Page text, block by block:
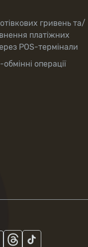
гривень та/
платіжних
POS-термінали
операції